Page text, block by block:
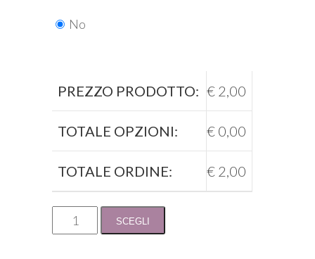
No
PREZZO PRODOTTO: € 2,00
TOTALE OPZIONI: € 0,00
TOTALE ORDINE: € 2,00
righello
segnalibro
SCEGLI